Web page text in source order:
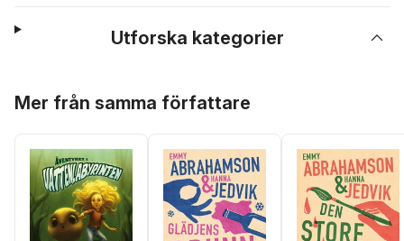
Utforska kategorier
Mer från samma författare